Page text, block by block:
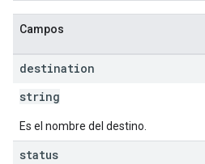
Campos
destination
string
Es el nombre del destino.
status